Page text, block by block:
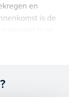
en
is de
dak,